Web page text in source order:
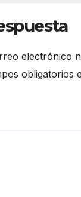
electrónico
obligatorios